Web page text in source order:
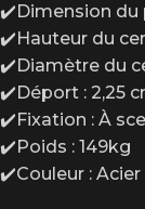
✔️Dimension du
✔️Hauteur du
✔️Diamètre du
✔️Déport : 2,25
✔️Fixation : À
✔️Poids : 149kg
✔️Couleur : Acier